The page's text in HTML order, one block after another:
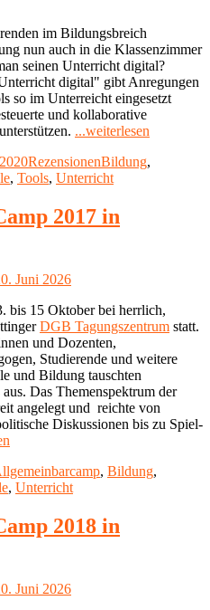
im Bildungsbreich
nun auch in die Klassenzimmer
seinen Unterricht digital?
digital" gibt Anregungen
so im Unterreicht eingesetzt
und kollaborative
...weiterlesen
digital
Kategorien
RezensionenSchlagwörter
Bildung,
, Tools, Unterricht
2017 in
Juni 2026
bis 15 Oktober bei herrlich,
DGB Tagungszentrum statt.
und Dozenten,
Studierende und weitere
und Bildung tauschten
Das Themenspektrum der
angelegt und reichte von
Diskussionen bis zu Spiel-
eduCamp
2017
Hattingen"
Schlagwörter
barcamp, Bildung,
, Unterricht
2018 in
Juni 2026